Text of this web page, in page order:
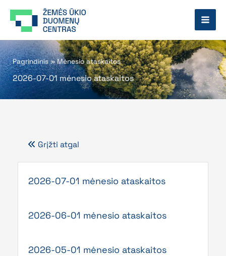
prie
Pagrindinis»Mėnesio ataskaitos
2026-07-01 mėnesio ataskaitos
Grįžti atgal
2026-07-01 mėnesio ataskaitos
2026-06-01 mėnesio ataskaitos
2026-05-01 mėnesio ataskaitos
PagePagePagePagePage